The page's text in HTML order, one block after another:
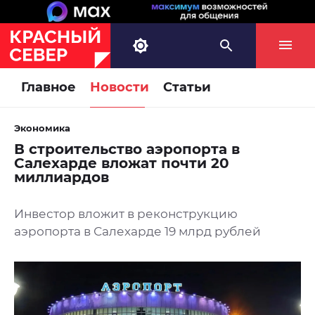
Главное Новости Статьи
Экономика
В строительство аэропорта в
Салехарде вложат почти 20
миллиардов
Инвестор вложит в реконструкцию
аэропорта в Салехарде 19 млрд рублей